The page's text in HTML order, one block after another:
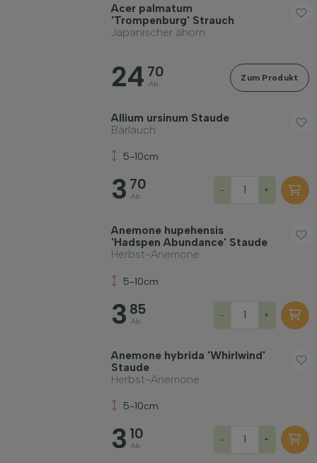
Widerstandsfähigkeit
Acer palmatum
'Trompenburg' Strauch
Japanischer ahorn
24 70
Ab
Zum Produkt
Allium ursinum Staude
Bärlauch
5-10cm
3 70
Ab
- +
Anemone hupehensis
'Hadspen Abundance' Staude
Herbst-Anemone
5-10cm
3 85
Ab
- +
Anemone hybrida 'Whirlwind'
Staude
Herbst-Anemone
5-10cm
3 10
Ab
- +